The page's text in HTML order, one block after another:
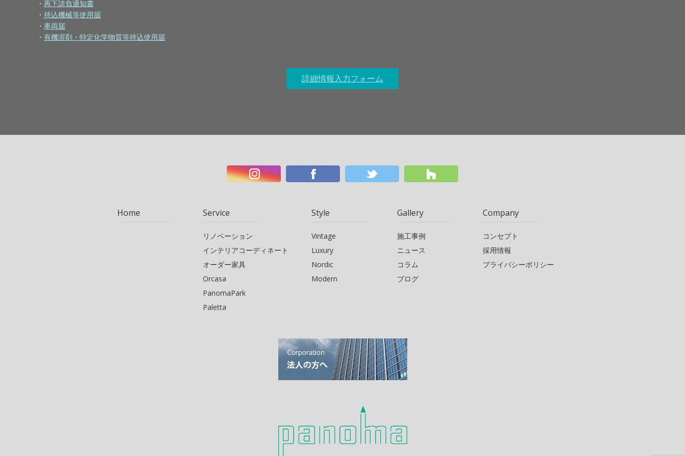
・ 再下請負通知書
・ 持込機械等使用届
・ 車両届
・ 有機溶剤・特定化学物質等持込使用届
詳細情報入力フォーム
Home Service
リノベーション
インテリアコーディネート
オーダー家具
Orcasa
PanomaPark
Paletta
Style
Vintage
Luxury
Nordic
Modern
Gallery
施工事例
ニュース
コラム
ブログ
Company
コンセプト
採用情報
プライバシーポリシー